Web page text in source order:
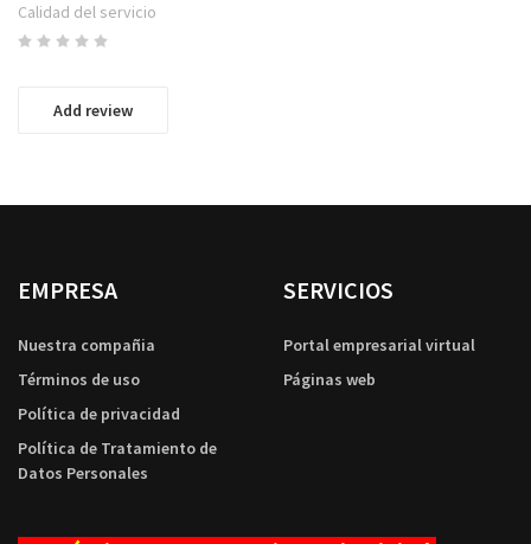
Calidad del servicio
Add review
EMPRESA
Nuestra compañia
Términos de uso
Política de privacidad
Política de Tratamiento de
Datos Personales
SERVICIOS
Portal empresarial virtual
Páginas web